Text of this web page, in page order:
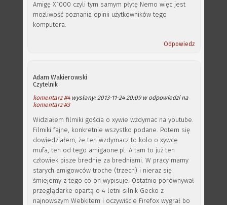
Amigę X1000 czyli tym samym płytę Nemo więc jest
możliwość poznania opinii użytkowników tego
komputera.
Odpowiedz
Adam Wakierowski
Czytelnik
komentarz #4wysłany: 2013-11-24 20:09 w odpowiedzi na
komentarz #3
Widziałem filmiki gościa o xywie wzdymac na youtube.
Filmiki fajne, konkretnie wszystko podane. Potem się
dowiedziałem, że ten wzdymacz to kolo o xywce
mufa, ten od tego amigaone.pl. A tam to już ten
człowiek pisze brednie za bredniami. W pracy mamy
starych amigowców troche (trzech) i nieraz się
śmiejemy z tego co on wypisuje. Ostatnio porównywał
przeglądarke opartą o 4 letni silnik Gecko z
najnowszym Webkitem i oczywiście Firefox wygrał bo